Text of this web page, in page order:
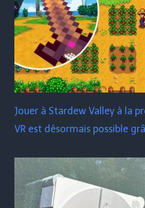
Jouer à Stardew Valley à la
VR est désormais possible